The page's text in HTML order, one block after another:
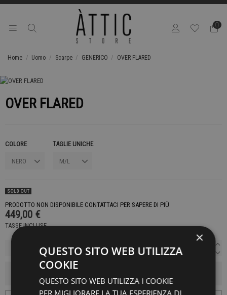
0
Home Uomo Scarpe GENERICO OVER FLARED
OVER FLARED
COLORE TAGLIE UNICHE
SOLD OUT
PRODOTTO NON DISPONIBILE CONTATTACI PER SAPERE DI PIÙ
449,00 €
TASSE INCLUSE
×
QUESTO SITO WEB UTILIZZA
COOKIE
QUESTO SITO WEB UTILIZZA I COOKIE
PER MIGLIORARE LA TUA ESPERIENZA DI